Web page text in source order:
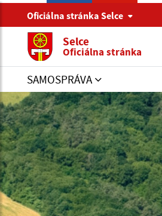
Oficiálna stránka Selce
Selce
Oficiálna stránka
SAMOSPRÁVA